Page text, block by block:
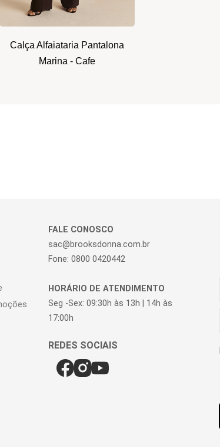
Calça Alfaiataria Pantalona
Marina - Cafe
FALE CONOSCO
sac@brooksdonna.com.br
Fone: 0800 0420442
HORÁRIO DE ATENDIMENTO
Seg -Sex: 09:30h às 13h | 14h às
17:00h